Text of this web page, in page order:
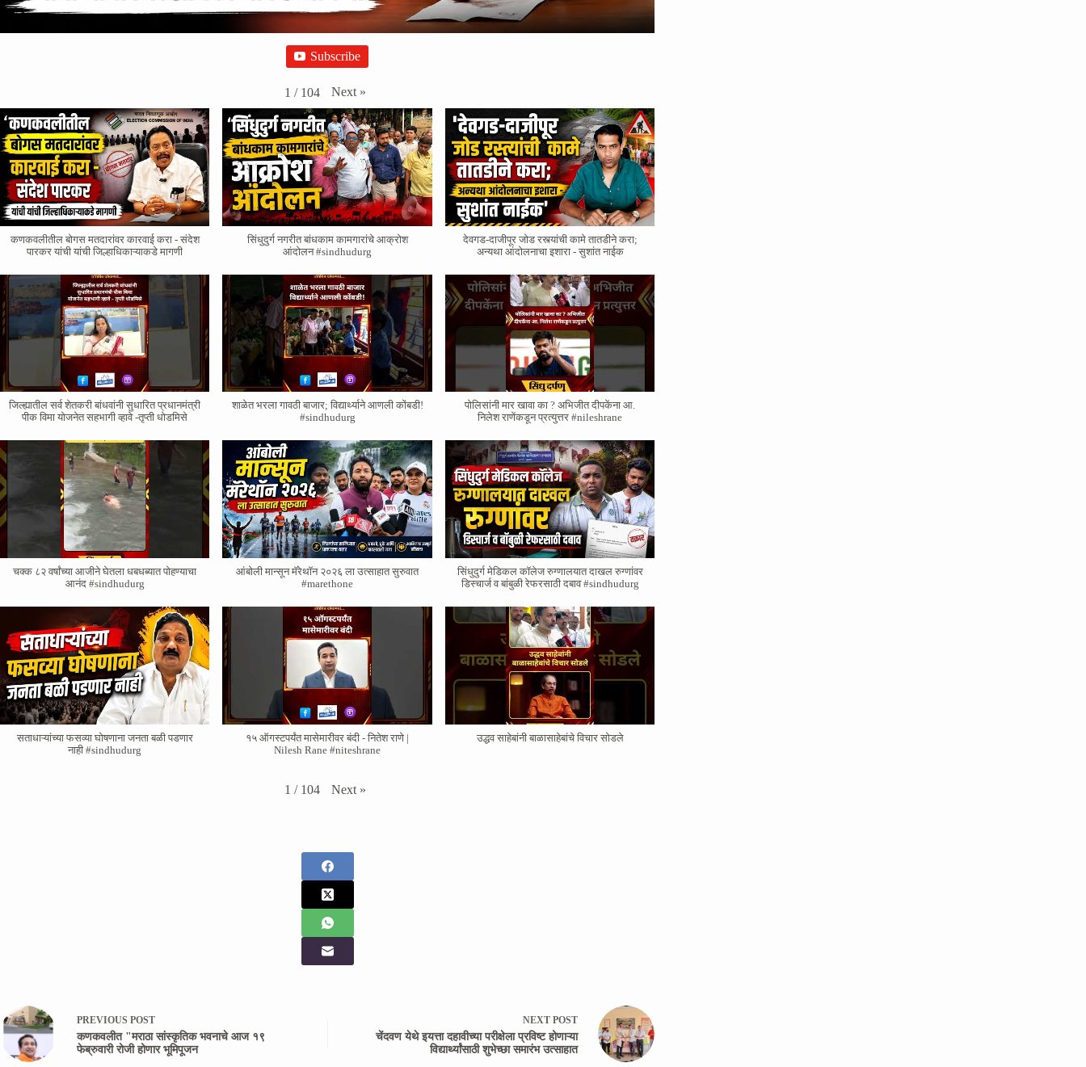
Subscribe
1 / 104 Next »
कणकवलीतील बोगस मतदारांवर‌ कारवाई करा - संदेश
पारकर यांची यांची जिल्हाधिकाऱ्याकडे मागणी
सिंधुदुर्ग नगरीत बांधकाम कामगारांचे आक्रोश
आंदोलन #sindhudurg
देवगड-दाजीपूर जोड रस्त्यांची कामे तातडीने करा;
अन्यथा आंदोलनाचा इशारा - सुशांत नाईक
जिल्ह्यातील सर्व शेतकरी बांधवांनी सुधारित प्रधानमंत्री
पीक विमा योजनेत सहभागी व्हावे -तृप्ती धोडमिसे
शाळेत भरला गावठी बाजार; विद्यार्थ्याने आणली कोंबडी!
#sindhudurg
पोलिसांनी मार खावा का ? अभिजीत दीपकेंना आ.
निलेश राणेंकडून प्रत्युत्तर #nileshrane
चक्क ८२ वर्षांच्या आजीने घेतला धबधब्यात पोहण्याचा
आनंद #sindhudurg
आंबोली मान्सून मॅरेथॉन २०२६ ला उत्साहात सुरुवात
#marethone
सिंधुदुर्ग मेडिकल कॉलेज रुग्णालयात दाखल रुग्णांवर
डिस्चार्ज व बांबुळी रेफरसाठी दबाव #sindhudurg
सताधाऱ्यांच्या फसव्या घोषणाना जनता बळी पडणार
नाही #sindhudurg
१५ ऑगस्टपर्यंत मासेमारीवर बंदी - नितेश राणे |
Nilesh Rane #niteshrane
उद्धव साहेबांनी बाळासाहेबांचे विचार सोडले
1 / 104 Next »
PREVIOUS POST
कणकवलीत "मराठा सांस्कृतिक भवनाचे आज १९
फेब्रुवारी रोजी होणार भूमिपूजन
NEXTPOST
चेंदवण येथे इयत्ता दहावीच्या परीक्षेला प्रविष्ट होणाऱ्या
विद्यार्थ्यांसाठी शुभेच्छा समारंभ उत्साहात